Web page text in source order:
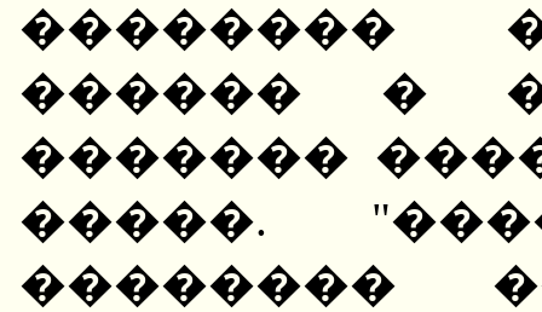
��������
������ �
�������
�����.
��������